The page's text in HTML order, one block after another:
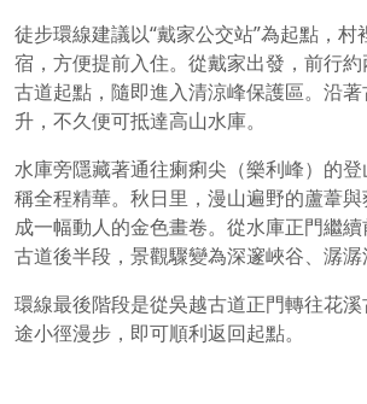
徒步環線建議以“戴家公交站”為起點，村
宿，方便提前入住。從戴家出發，前行
古道起點，隨即進入清涼峰保護區。沿
升，不久便可抵達高山水庫。
水庫旁隱藏著通往瘌痢尖（樂利峰）的
稱全程精華。秋日里，漫山遍野的蘆葦
成一幅動人的金色畫卷。從水庫正門繼
古道後半段，景觀驟變為深邃峽谷、潺潺
環線最後階段是從吳越古道正門轉往花
途小徑漫步，即可順利返回起點。